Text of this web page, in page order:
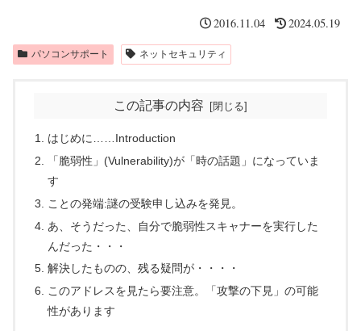
2016.11.04 2024.05.19
パソコンサポート ネットセキュリティ
この記事の内容
はじめに……Introduction
「脆弱性」(Vulnerability)が「時の話題」になっていま
す
ことの発端:謎の受験申し込みを発見。
あ、そうだった、自分で脆弱性スキャナーを実行した
んだった・・・
解決したものの、残る疑問が・・・・
このアドレスを見たら要注意。「攻撃の下見」の可能
性があります